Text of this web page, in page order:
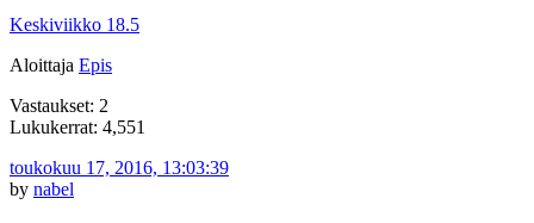
Keskiviikko 18.5
Aloittaja Epis
Vastaukset: 2
Lukukerrat: 4,551
toukokuu 17, 2016, 13:03:39
by nabel